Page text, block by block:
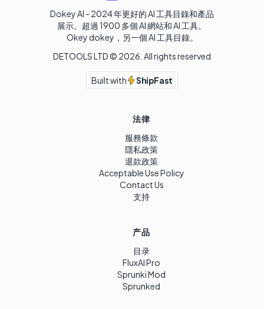
Dokey AI - 2024 年更好的 AI 工具目錄和產品
展示。超過 1900 多個 AI 網站和 AI 工具。
Okey dokey，另一個 AI 工具目錄。
DETOOLS LTD © 2026 . All rights reserved
Built with ShipFast
法律
服務條款
隱私政策
退款政策
Acceptable Use Policy
Contact Us
支持
产品
目录
FluxAI Pro
Sprunki Mod
Sprunked